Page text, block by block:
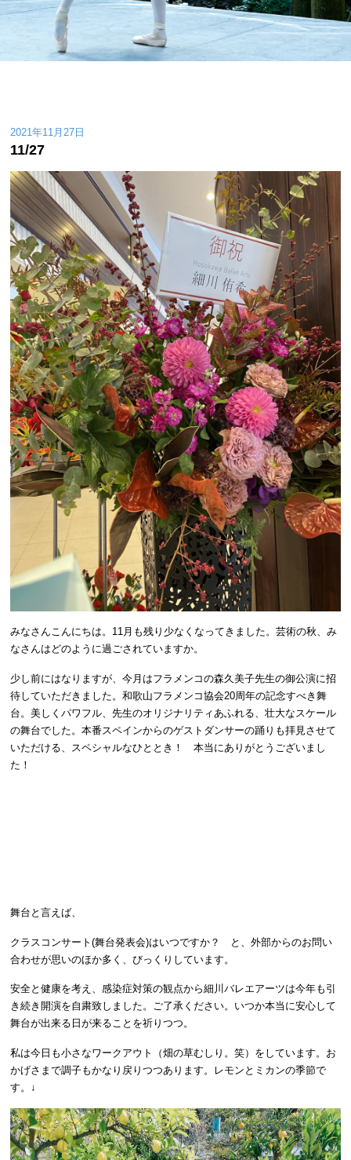
2021年11月27日
11/27
みなさんこんにちは。11月も残り少なくなってきました。芸術の秋、み
なさんはどのように過ごされていますか。
少し前にはなりますが、今月はフラメンコの森久美子先生の御公演に招
待していただきました。和歌山フラメンコ協会20周年の記念すべき舞
台。美しくパワフル、先生のオリジナリティあふれる、壮大なスケール
の舞台でした。本番スペインからのゲストダンサーの踊りも拝見させて
いただける、スペシャルなひととき！ 本当にありがとうございまし
た！
舞台と言えば、
クラスコンサート(舞台発表会)はいつですか？ と、外部からのお問い
合わせが思いのほか多く、びっくりしています。
安全と健康を考え、感染症対策の観点から細川バレエアーツは今年も引
き続き開演を自粛致しました。ご了承ください。いつか本当に安心して
舞台が出来る日が来ることを祈りつつ。
私は今日も小さなワークアウト（畑の草むしり。笑）をしています。お
かげさまで調子もかなり戻りつつあります。レモンとミカンの季節で
す。↓